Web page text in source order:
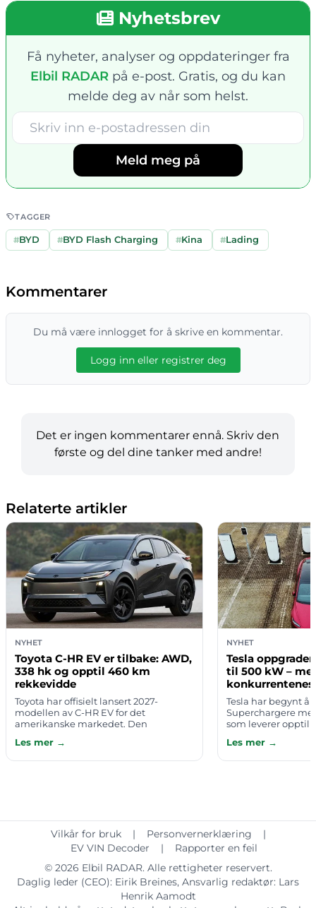
Nyhetsbrev
Få nyheter, analyser og oppdateringer fra
Elbil RADAR på e-post. Gratis, og du kan
melde deg av når som helst.
Meld meg på
TAGGER
#BYD #BYD Flash Charging #Kina #Lading
Kommentarer
Du må være innlogget for å skrive en kommentar.
Logg inn eller registrer deg
Det er ingen kommentarer ennå. Skriv den
første og del dine tanker med andre!
Relaterte artikler
NYHET
Toyota C-HR EV er tilbake: AWD,
338 hk og opptil 460 km
rekkevidde
Toyota har offisielt lansert 2027-
modellen av C-HR EV for det
amerikanske markedet. Den
firehjulsdrift som standard, 338
hestekrefter og en estimert rekke…
Les mer →
NYHET
Tesla
til 500 kW –
Tesla har begynt å
Superchargere
som leverer opptil
første stasjonen
Les mer →
Vilkår for bruk | Personvernerklæring
|
EV VIN Decoder
|
Rapporter en feil
© 2026 Elbil RADAR. Alle rettigheter reservert.
Daglig leder (CEO): Eirik Breines, Ansvarlig redaktør: Lars
Henrik Aamodt